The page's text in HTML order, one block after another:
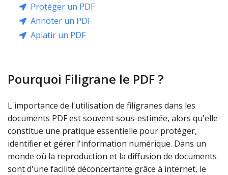
Protéger un PDF
Annoter un PDF
Aplatir un PDF
Pourquoi Filigrane le PDF ?
L'importance de l'utilisation de filigranes dans les
documents PDF est souvent sous-estimée, alors qu'elle
constitue une pratique essentielle pour protéger,
identifier et gérer l'information numérique. Dans un
monde où la reproduction et la diffusion de documents
sont d'une facilité déconcertante grâce à internet, le